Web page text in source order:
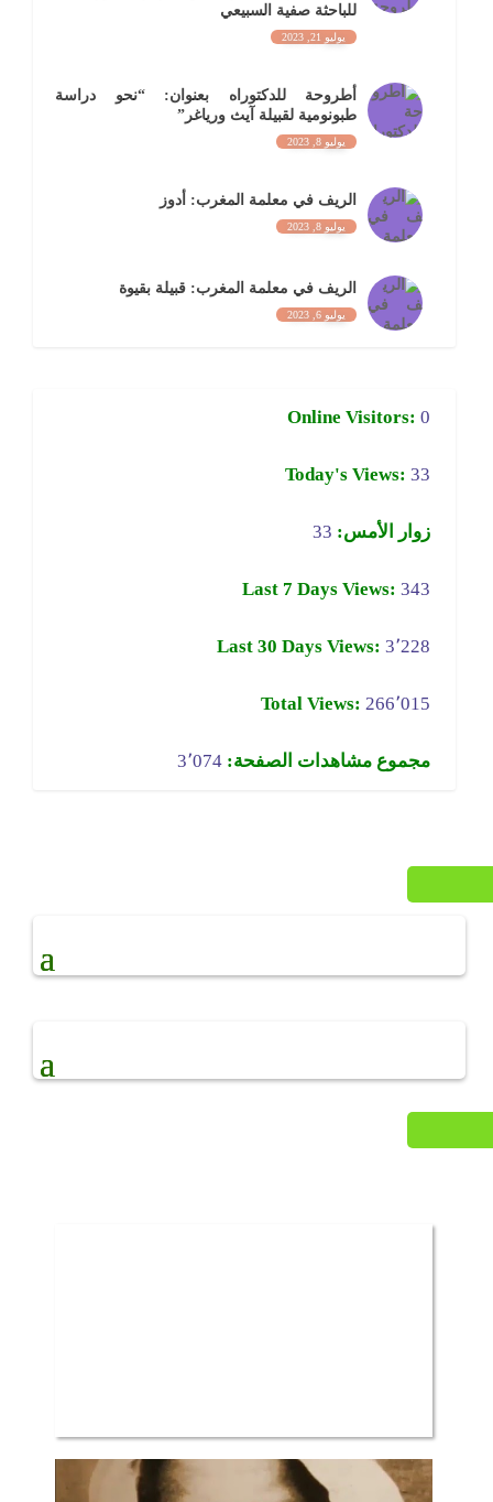
للباحثة صفية السبيعي
يوليو 21, 2023
أطروحة للدكتوراه بعنوان: “نحو دراسة
طبونومية لقبيلة آيث ورياغر”
يوليو 8, 2023
الريف في معلمة المغرب: أدوز
يوليو 8, 2023
الريف في معلمة المغرب: قبيلة بقيوة
يوليو 6, 2023
Online Visitors: 0
Today's Views: 33
زوار الأمس: 33
Last 7 Days Views: 343
Last 30 Days Views: 3٬228
Total Views: 266٬015
مجموع مشاهدات الصفحة: 3٬074